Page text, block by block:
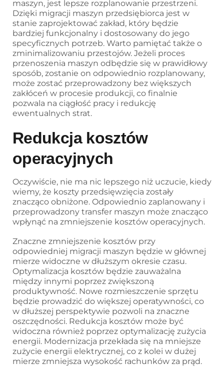
maszyn, jest lepsze rozplanowanie przestrzeni.
Dzięki migracji maszyn przedsiębiorca jest w
stanie zaprojektować zakład, który będzie
bardziej funkcjonalny i dostosowany do jego
specyficznych potrzeb. Warto pamiętać także o
zminimalizowaniu przestojów. Jeżeli proces
przenoszenia maszyn odbędzie się w prawidłowy
sposób, zostanie on odpowiednio rozplanowany,
może zostać przeprowadzony bez większych
zakłóceń w procesie produkcji, co finalnie
pozwala na ciągłość pracy i redukcję
ewentualnych strat.
Redukcja kosztów
operacyjnych
Oczywiście, nie ma nic lepszego niż uczucie, kiedy
wiemy, że koszty przedsięwzięcia zostały
znacząco obniżone. Odpowiednio zaplanowany i
przeprowadzony transfer maszyn może znacząco
wpłynąć na zmniejszenie kosztów operacyjnych.
Znaczne zmniejszenie kosztów przy
odpowiedniej migracji maszyn będzie w głównej
mierze widoczne w dłuższym okresie czasu.
Optymalizacja kosztów będzie zauważalna
między innymi poprzez zwiększoną
produktywność. Nowe rozmieszczenie sprzętu
będzie prowadzić do większej operatywności, co
w dłuższej perspektywie pozwoli na znaczne
oszczędności. Redukcja kosztów może być
widoczna również poprzez optymalizację zużycia
energii. Modernizacja przekłada się na mniejsze
zużycie energii elektrycznej, co z kolei w dużej
mierze zmniejsza wysokość rachunków za prąd.